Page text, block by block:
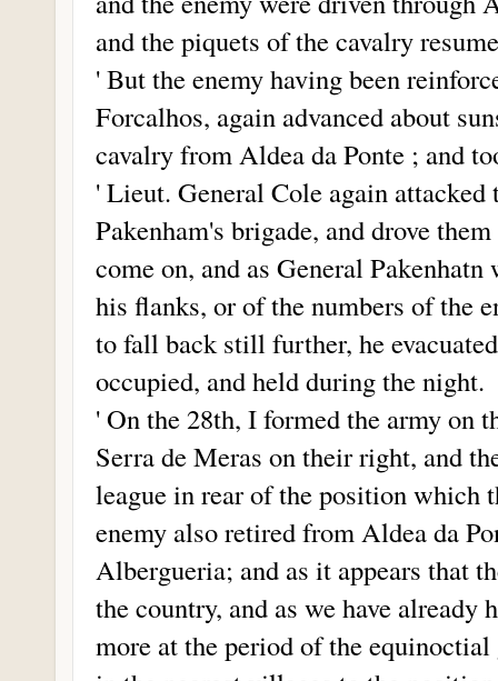
and the piquets of the cavalry
' But the enemy having been
Forcalhos, again advanced about
cavalry from Aldea da Ponte ; and
' Lieut. General Cole again
Pakenham's brigade, and drove
come on, and as General
his flanks, or of the numbers of the
to fall back still further, he
occupied, and held during the night.
' On the 28th, I formed the army on
Serra de Meras on their right, and
league in rear of the position which
enemy also retired from Aldea da
Albergueria; and as it appears that
the country, and as we have already
more at the period of the